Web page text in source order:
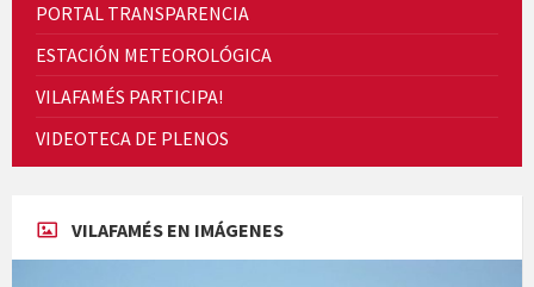
Cicle de Cine i Dones rurals
PORTAL TRANSPARENCIA
ESTACIÓN METEOROLÓGICA
VILAFAMÉS PARTICIPA!
VIDEOTECA DE PLENOS
VILAFAMÉS EN IMÁGENES